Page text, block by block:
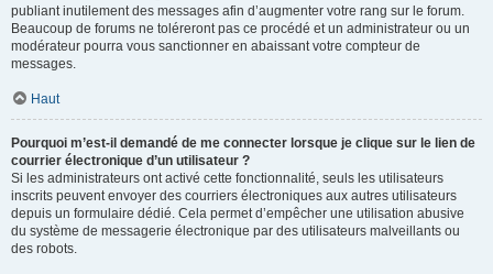
publiant inutilement des messages afin d’augmenter votre rang sur le forum.
Beaucoup de forums ne toléreront pas ce procédé et un administrateur ou un
modérateur pourra vous sanctionner en abaissant votre compteur de
messages.
Haut
Pourquoi m’est-il demandé de me connecter lorsque je clique sur le lien de
courrier électronique d’un utilisateur ?
Si les administrateurs ont activé cette fonctionnalité, seuls les utilisateurs
inscrits peuvent envoyer des courriers électroniques aux autres utilisateurs
depuis un formulaire dédié. Cela permet d’empêcher une utilisation abusive
du système de messagerie électronique par des utilisateurs malveillants ou
des robots.